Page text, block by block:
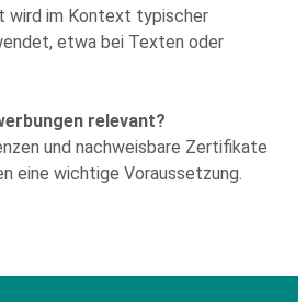
wird im Kontext typischer
etwa bei Texten oder
relevant?
und nachweisbare Zertifikate
eine wichtige Voraussetzung.